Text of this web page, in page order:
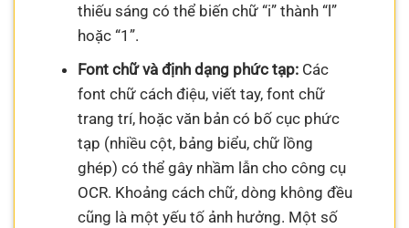
thiếu sáng có thể biến chữ “i” thành “l”
hoặc “1”.
Font chữ và định dạng phức tạp:Các
font chữ cách điệu, viết tay, font chữ
trang trí, hoặc văn bản có bố cục phức
tạp (nhiều cột, bảng biểu, chữ lồng
ghép) có thể gây nhầm lẫn cho công cụ
OCR. Khoảng cách chữ, dòng không đều
cũng là một yếu tố ảnh hưởng. Một số